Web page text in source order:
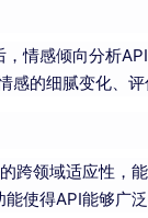
情感倾向分析
感的细腻变化、
跨领域适应性，
使得API能够广